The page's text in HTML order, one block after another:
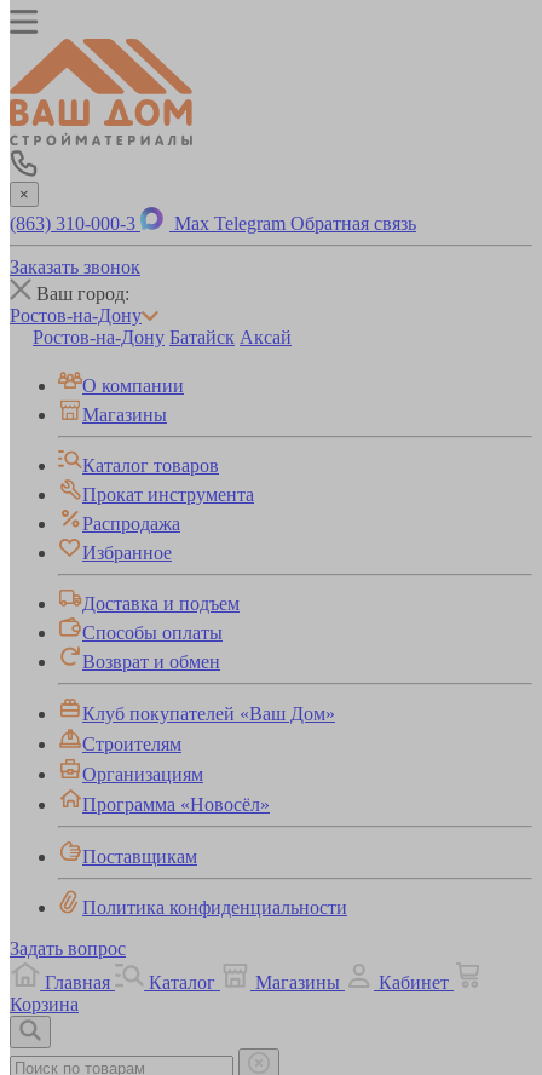
×
(863) 310-000-3 Max Telegram Обратная связь
Заказать звонок
Ваш город:
Ростов-на-Дону
Ростов-на-Дону Батайск Аксай
О компании
Магазины
Каталог товаров
Прокат инструмента
Распродажа
Избранное
Доставка и подъем
Способы оплаты
Возврат и обмен
Клуб покупателей «Ваш Дом»
Строителям
Организациям
Программа «Новосёл»
Поставщикам
Политика конфиденциальности
Задать вопрос
Главная
Каталог Магазины
Кабинет
Корзина